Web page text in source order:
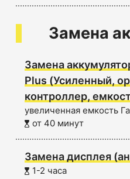
Замена
Замена
Plus (Усиленный,
контроллер,
увеличенная емкость
от 40 минут
Замена дисплея
1-2 часа